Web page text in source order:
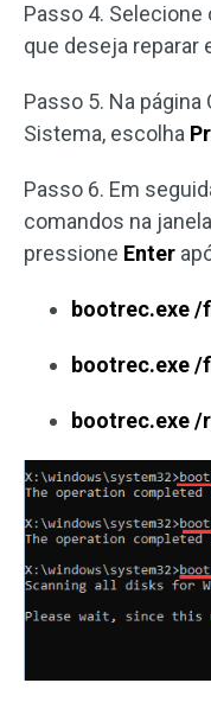
Passo 4.
que deseja reparar
Passo 5. Na
Sistema, escolha
Passo 6. Em
comandos na
pressione Enter
bootrec.exe /
bootrec.exe
bootrec.exe /